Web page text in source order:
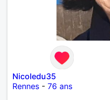
Nicoledu35
Rennes - 76 ans